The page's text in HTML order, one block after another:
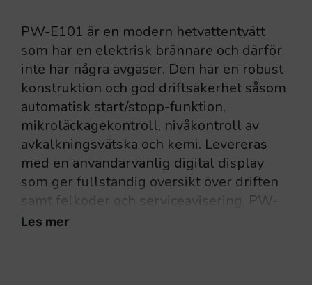
PW-E101 är en modern hetvattentvätt
som har en elektrisk brännare och därför
inte har några avgaser. Den har en robust
konstruktion och god driftsäkerhet såsom
automatisk start/stopp-funktion,
mikroläckagekontroll, nivåkontroll av
avkalkningsvätska och kemi. Levereras
med en användarvänlig digital display
som ger fullständig översikt över driften
samt felkoder och serviceavisering. PW-
E101 har en långsamtgående kolvpump
Les mer